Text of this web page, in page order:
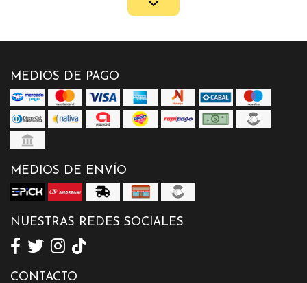
MEDIOS DE PAGO
MEDIOS DE ENVÍO
NUESTRAS REDES SOCIALES
CONTACTO